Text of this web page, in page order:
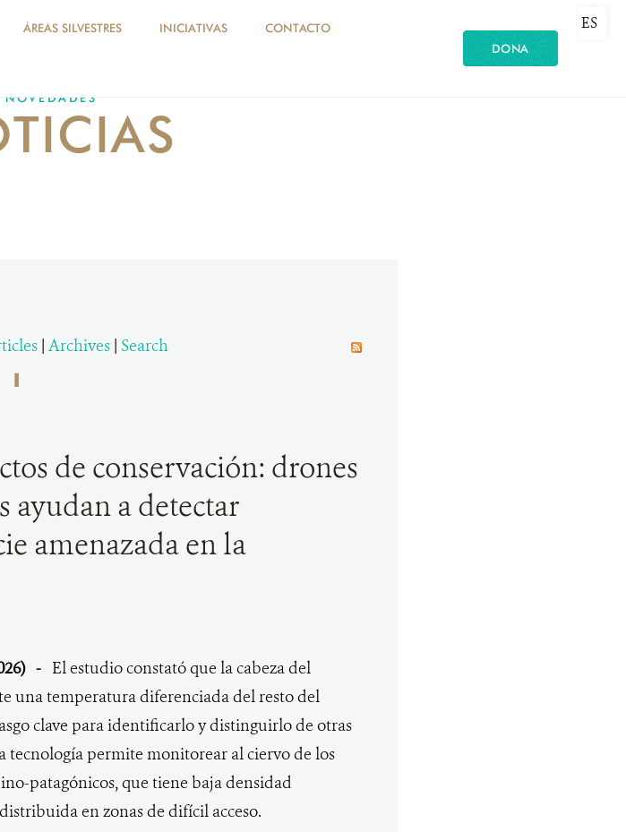
ÁREAS SILVESTRES INICIATIVAS CONTACTO
DONA
ES
NOVEDADES
| Archives | Search
'
de conservación: drones
ayudan a detectar
amenazada en la
- El estudio constató que la cabeza del
una temperatura diferenciada del resto del
clave para identificarlo y distinguirlo de otras
tecnología permite monitorear al ciervo de los
patagónicos, que tiene baja densidad
en zonas de difícil acceso.